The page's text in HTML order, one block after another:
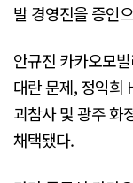
발 경영진을 증인
안규진 카카오모
대란 문제, 정익희
괴참사 및 광주 화
채택됐다.